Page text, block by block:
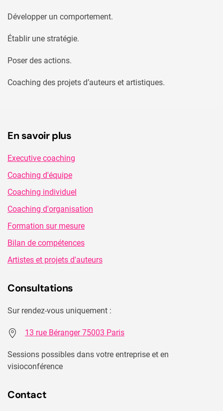
Développer un comportement.
Établir une stratégie.
Poser des actions.
Coaching des projets d’auteurs et artistiques.
En savoir plus
Executive coaching
Coaching d'équipe
Coaching individuel
Coaching d'organisation
Formation sur mesure
Bilan de compétences
Artistes et projets d'auteurs
Consultations
Sur rendez-vous uniquement :
13 rue Béranger 75003 Paris
Sessions possibles dans votre entreprise et en
visioconférence
Contact